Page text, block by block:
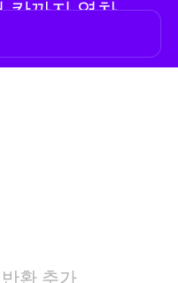
칸까지 열차
반환 추가